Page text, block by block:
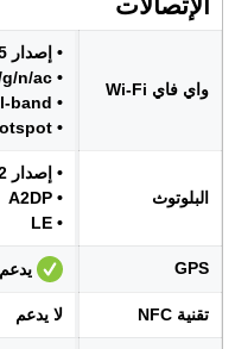
واي فاي Wi-Fi
• إصدار Wi-Fi 5
• a/b/g/n/ac
• Dual-band
• Hotspot نقطة الاتصال
البلوتوث
• إصدار 5.2
• A2DP
• LE
GPS يدعم
تقنية NFC لا يدعم